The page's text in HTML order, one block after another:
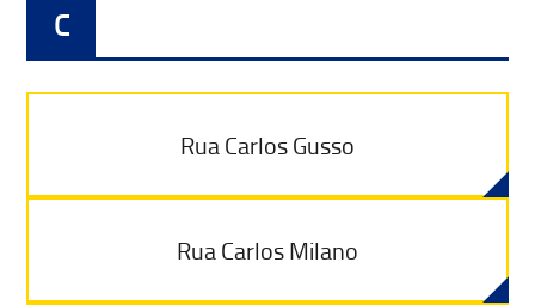
C
Rua Carlos Gusso
Rua Carlos Milano